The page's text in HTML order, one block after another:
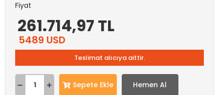
Fiyat
261.714,97 TL
5489 USD
Teslimat alıcıya aittir.
Sepete Ekle Hemen Al